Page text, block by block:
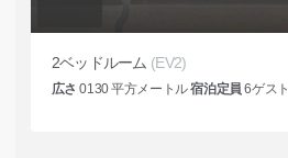
2ベッドルーム (EV2)
広さ 0130平方メートル宿泊定員 6ゲスト